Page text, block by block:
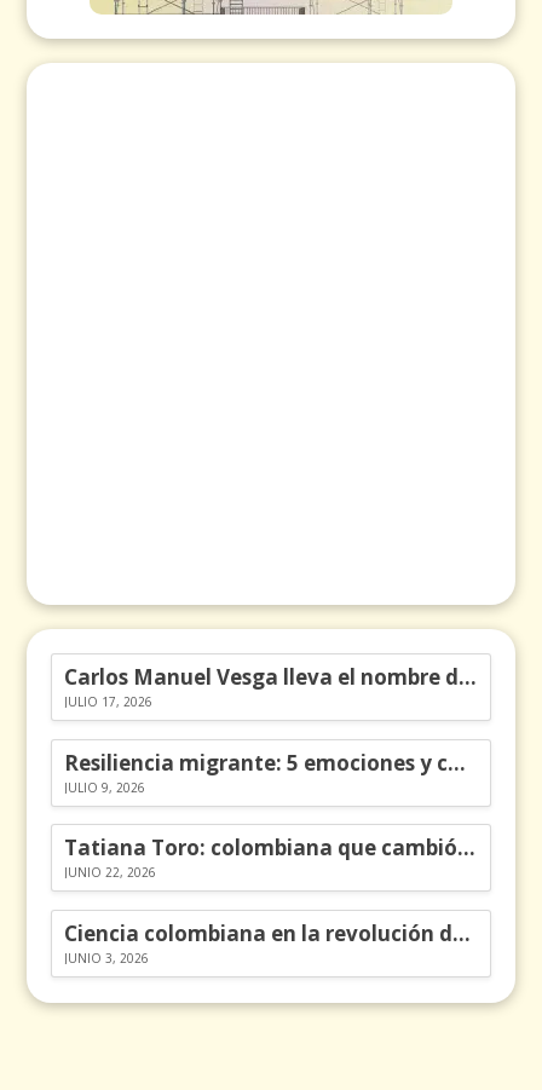
Carlos Manuel Vesga lleva el nombre de Colombia a los Emmy
JULIO 17, 2026
Resiliencia migrante: 5 emociones y cómo gestionarlas
JULIO 9, 2026
Tatiana Toro: colombiana que cambió la historia de las matemáticas
JUNIO 22, 2026
Ciencia colombiana en la revolución de los órganos en chips
JUNIO 3, 2026